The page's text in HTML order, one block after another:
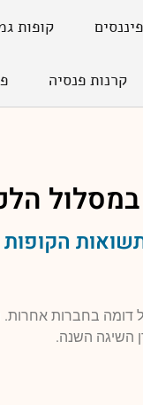
קופות
קרנות פנסיה
הקופות
דומה בחברות
השיגה השנה.